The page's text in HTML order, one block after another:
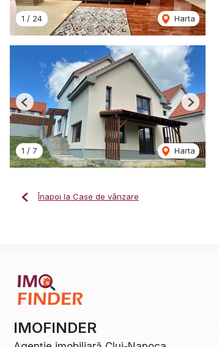
1 / 24 Harta
1 / 7 Harta
Previous Next
Înapoi la Case de vânzare
IMOFINDER